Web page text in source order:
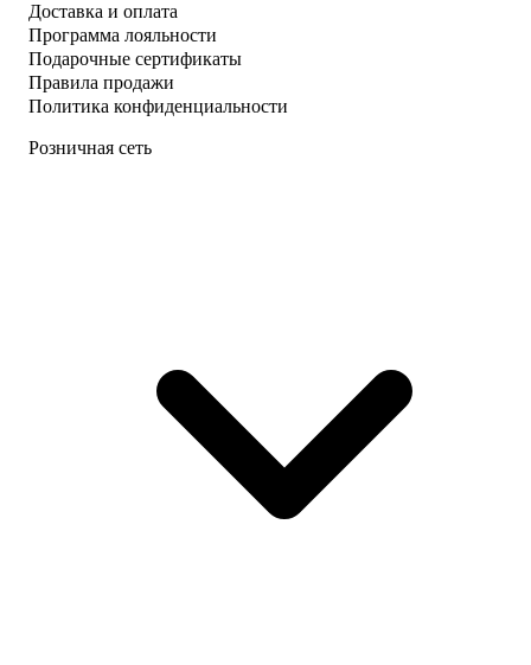
Доставка и оплата
Программа лояльности
Подарочные сертификаты
Правила продажи
Политика конфиденциальности
Розничная сеть